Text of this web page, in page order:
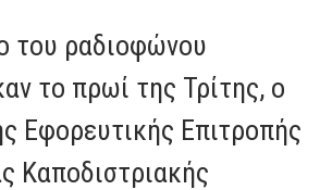
του ραδιοφώνου
το πρωί της Τρίτης, ο
Εφορευτικής Επιτροπής
Καποδιστριακής